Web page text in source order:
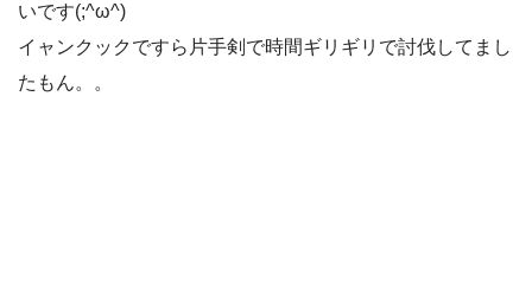
いです(;^ω^)
イャンクックですら片手剣で時間ギリギリで討伐してまし
たもん。。